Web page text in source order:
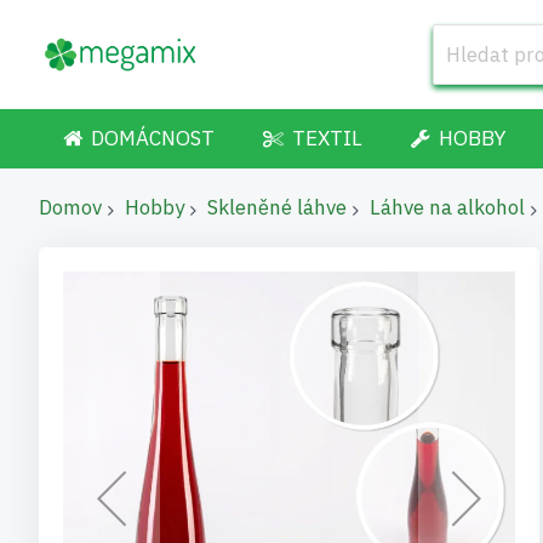
DOMÁCNOST TEXTIL HOBBY
Domov Hobby Skleněné láhve Láhve na alkohol